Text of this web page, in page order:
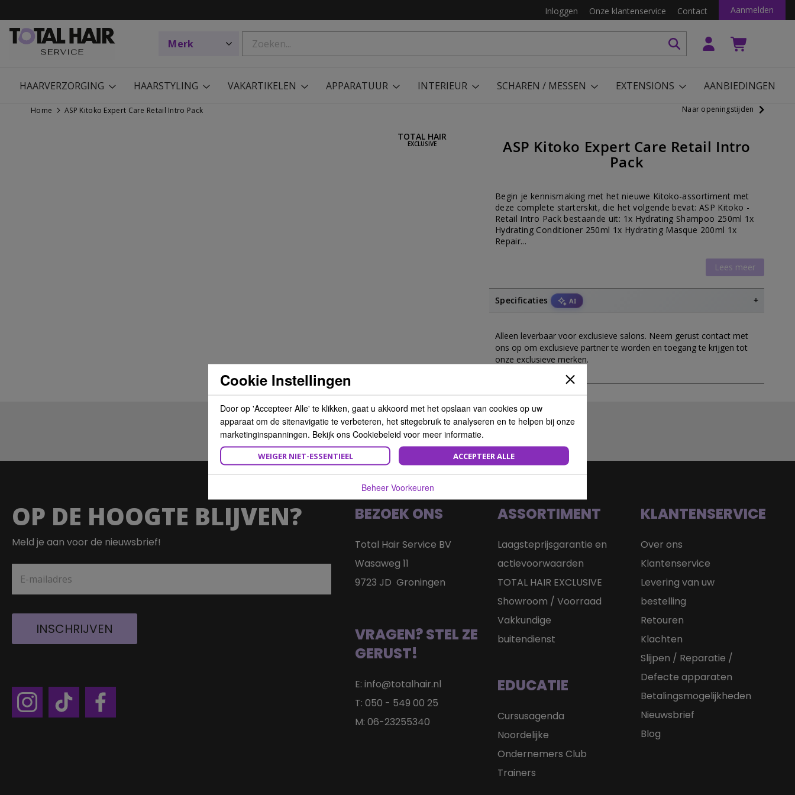
Inloggen Onze klantenservice Contact Aanmelden
HAARVERZORGING HAARSTYLING VAKARTIKELEN APPARATUUR INTERIEUR SCHAREN / MESSEN EXTENSIONS AANBIEDINGEN
Home ASP Kitoko Expert Care Retail Intro Pack Naar openingstijden
TOTAL HAIR
EXCLUSIVE
ASP Kitoko Expert Care Retail Intro Pack
ASP Kitoko Expert Care Retail Intro
Pack
Begin je kennismaking met het nieuwe Kitoko-assortiment met
deze complete starterskit, die het volgende bevat: ASP Kitoko -
Retail Intro Pack bestaande uit: 1x Hydrating Shampoo 250ml 1x
Hydrating Conditioner 250ml 1x Hydrating Masque 200ml 1x
Repair...
Lees meer
Specificaties AI
Alleen leverbaar voor exclusieve salons. Neem gerust contact met
ons op om exclusieve partner te worden en toegang te krijgen tot
onze exclusieve merken.
OP DE HOOGTE BLIJVEN?
Meld je aan voor de nieuwsbrief!
INSCHRIJVEN
BEZOEK ONS
Total Hair Service BV
Wasaweg 11
9723 JD Groningen
VRAGEN? STEL ZE
GERUST!
E: info@totalhair.nl
T: 050 - 549 00 25
M: 06-23255340
ASSORTIMENT
Laagsteprijsgarantie en
actievoorwaarden
TOTAL HAIR EXCLUSIVE
Showroom / Voorraad
Vakkundige
buitendienst
EDUCATIE
Cursusagenda
Noordelijke
Ondernemers Club
Trainers
KLANTENSERVICE
Over ons
Klantenservice
Levering van uw
bestelling
Retouren
Klachten
Slijpen / Reparatie /
Defecte apparaten
Betalingsmogelijkheden
Nieuwsbrief
Blog
Cookie Instellingen
Door op 'Accepteer Alle' te klikken, gaat u akkoord met het opslaan van cookies op uw
apparaat om de sitenavigatie te verbeteren, het sitegebruik te analyseren en te helpen bij onze
marketinginspanningen. Bekijk ons Cookiebeleid voor meer informatie.
WEIGER NIET-ESSENTIEEL ACCEPTEER ALLE
Beheer Voorkeuren